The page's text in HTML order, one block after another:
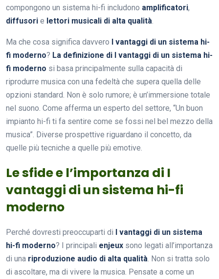
compongono un sistema hi-fi includono amplificatori,
diffusori e lettori musicali di alta qualità.
Ma che cosa significa davvero
I vantaggi di un sistema hi-
fi moderno? La definizione di I vantaggi di un sistema hi-
fi moderno si basa principalmente sulla capacità di
riprodurre musica con una fedeltà che supera quella delle
opzioni standard. Non è solo rumore; è un’immersione totale
nel suono. Come afferma un esperto del settore, “Un buon
impianto hi-fi ti fa sentire come se fossi nel bel mezzo della
musica”. Diverse prospettive riguardano il concetto, da
quelle più tecniche a quelle più emotive.
Le sfide e l’importanza di I
vantaggi di un sistema hi-fi
moderno
Perché dovresti preoccuparti di
I vantaggi di un sistema
hi-fi moderno? I principali enjeux sono legati all’importanza
di una riproduzione audio di alta qualità. Non si tratta solo
di ascoltare, ma di vivere la musica. Pensate a come un